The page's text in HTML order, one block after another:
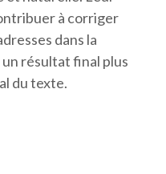
à corriger
dans la
résultat final plus
du texte.